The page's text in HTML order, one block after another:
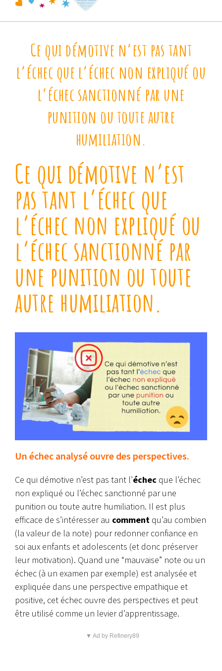
Ce qui démotive n’est pas tant
l’échec que l’échec non expliqué ou
l’échec sanctionné par une
punition ou toute autre
humiliation.
Ce qui démotive n’est
pas tant l’échec que
l’échec non expliqué ou
l’échec sanctionné par
une punition ou toute
autre humiliation.
Un échec analysé ouvre des perspectives.
Ce qui démotive n’est pas tant l’échec que l’échec
non expliqué ou l’échec sanctionné par une
punition ou toute autre humiliation. Il est plus
efficace de s’intéresser au comment qu’au combien
(la valeur de la note) pour redonner confiance en
soi aux enfants et adolescents (et donc préserver
leur motivation). Quand une “mauvaise” note ou un
échec (à un examen par exemple) est analysée et
expliquée dans une perspective empathique et
positive, cet échec ouvre des perspectives et peut
être utilisé comme un levier d’apprentissage.
▼ Ad by Refinery89